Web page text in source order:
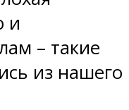
и
– такие
из нашего